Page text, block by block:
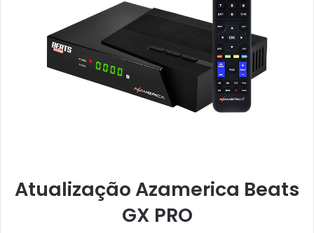
e
-
a
Atualização Azamerica Beats
GX PRO